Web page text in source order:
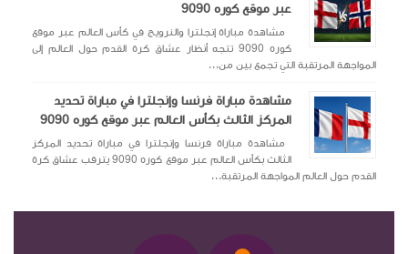
عبر موقع كوره 9090
مشاهدة مباراة إنجلترا والنرويج في كأس العالم عبر موقع
كوره 9090 تتجه أنظار عشاق كرة القدم حول العالم إلى
المواجهة المرتقبة التي تجمع بين من...
مشاهدة مباراة فرنسا وإنجلترا في مباراة تحديد
المركز الثالث بكأس العالم عبر موقع كوره 9090
مشاهدة مباراة فرنسا وإنجلترا في مباراة تحديد المركز
الثالث بكأس العالم عبر موقع كوره 9090 يترقب عشاق كرة
القدم حول العالم المواجهة المرتقبة...